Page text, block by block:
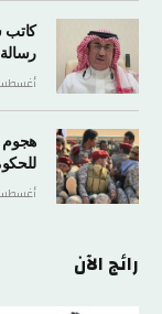
كاتب
أغسطس 6,
هجوم
أغسطس 6,
رائج الآن